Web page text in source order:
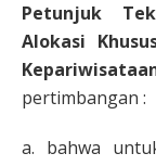
Petunjuk
Alokasi
pertimbangan :
a. bahwa